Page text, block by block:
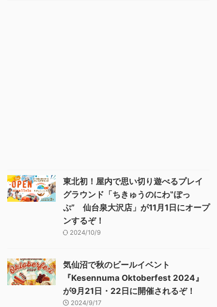
東北初！屋内で思い切り遊べるプレイ
グラウンド「ちきゅうのにわ‟ぽっ
ぷ” 仙台泉大沢店」が11月1日にオープ
ンするぞ！
2024/10/9
気仙沼で秋のビールイベント
『Kesennuma Oktoberfest 2024』
が9月21日・22日に開催されるぞ！
2024/9/17